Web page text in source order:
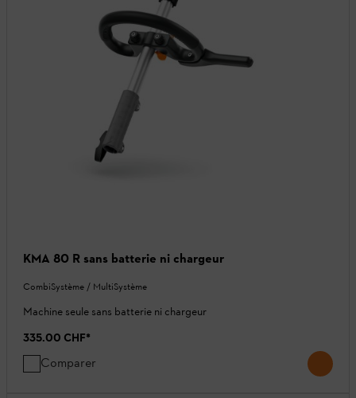
KMA 80 R sans batterie ni chargeur
CombiSystème / MultiSystème
Machine seule sans batterie ni chargeur
335.00 CHF*
Comparer